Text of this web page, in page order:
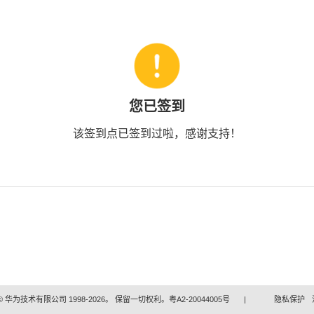
您已签到
该签到点已签到过啦，感谢支持！
华为技术有限公司 1998-2026。 保留一切权利。粤A2-20044005号 | 隐私保护